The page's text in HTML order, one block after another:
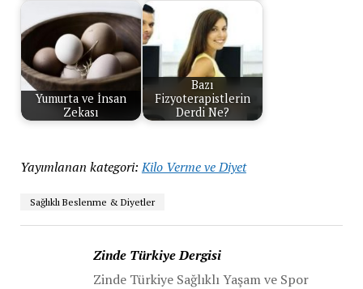
Yumurta ve İnsan
Zekası
Bazı
Fizyoterapistlerin
Derdi Ne?
Yayımlanan kategori: Kilo Verme ve Diyet
Sağlıklı Beslenme & Diyetler
Zinde Türkiye Dergisi
Zinde Türkiye Sağlıklı Yaşam ve Spor